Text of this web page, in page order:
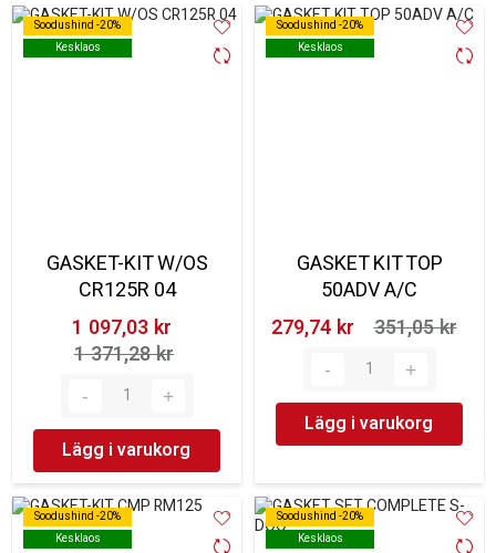
Soodushind -20%
Kesklaos
Soodushind -20%
Kesklaos
GASKET-KIT W/OS
CR125R 04
1 097,03 kr‎
1 371,28 kr‎
Lägg i varukorg
Soodushind -20%
Kesklaos
Soodushind -20%
Kesklaos
GASKET KIT TOP
50ADV A/C
279,74 kr‎
351,05 kr‎
Lägg i varukorg
Soodushind -20%
Kesklaos
Soodushind -20%
Kesklaos
Soodushind -20%
Kesklaos
Soodushind -20%
Kesklaos